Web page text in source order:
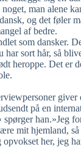
man alene
og det
af bedre.
som dansker.
sort hår, så
heroppe. Det er
på en
spørger han.»Jeg
mit hjemland,
her, jeg